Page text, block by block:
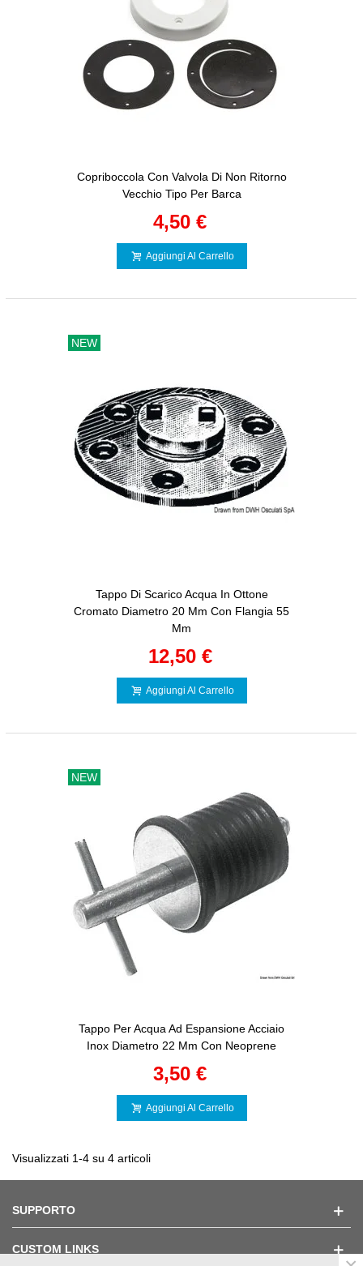
Copriboccola Con Valvola Di Non Ritorno
Vecchio Tipo Per Barca
4,50 €
Aggiungi Al Carrello
NEW
Tappo Di Scarico Acqua In Ottone
Cromato Diametro 20 Mm Con Flangia 55
Mm
12,50 €
Aggiungi Al Carrello
NEW
Tappo Per Acqua Ad Espansione Acciaio
Inox Diametro 22 Mm Con Neoprene
3,50 €
Aggiungi Al Carrello
Visualizzati 1-4 su 4 articoli
SUPPORTO
CUSTOM LINKS